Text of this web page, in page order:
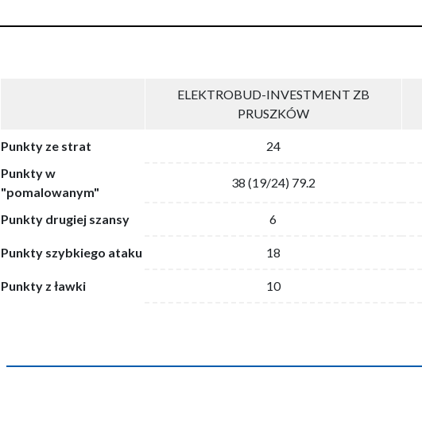
ELEKTROBUD-INVESTMENT ZB
PRUSZKÓW
Punkty ze strat 24
Punkty w
"pomalowanym"
38 (19/24) 79.2
Punkty drugiej szansy 6
Punkty szybkiego ataku 18
Punkty z ławki 10